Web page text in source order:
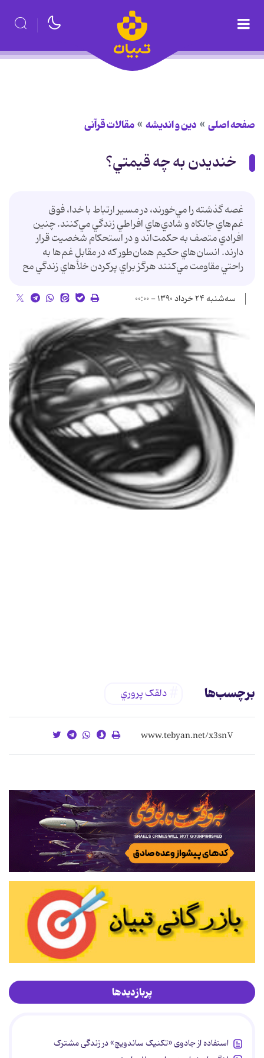
صفحه اصلی دین و اندیشه مقالات قرآنی
خنديدن به چه قيمتي؟
غصه گذشته را مي‌خورند، در مسير ارتباط با خدا، فوق
غم‌هاي جانکاه و شادي‌هاي افراطي زندگي مي‌کنند. چنين
افرادي متصف به حکمت‌اند و در استحکام شخصيت قرار
دارند. انسان‌هاي حکيم همان‌طور که در مقابل غم‌ها به
راحتي مقاومت مي‌کنند هرگز براي پرکردن خلأهاي زندگي مح
سه‌شنبه ۲۴ خرداد ۱۳۹۰ - ۰۰:۰۰
برچسب‌ها دلقک پروري
پربازدیدها
استفاده از جادوی «تکنیک ساندویچ» در زندگی مشترک